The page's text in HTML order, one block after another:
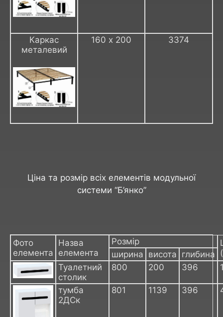
Каркас
металевий
160 х 200 3374
Ціна та розмір всіх елементів модульної
системи “Б’янко”
Фото
елемента
Назва
елемента
Розмір
ширина висота глибина
Туалетний
столик
800 200 396
тумба
2ДСк
801 1139 396